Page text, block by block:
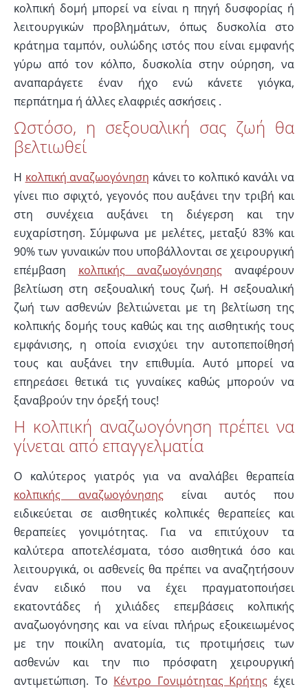
κολπική δομή μπορεί να είναι η πηγή δυσφορίας ή
λειτουργικών προβλημάτων, όπως δυσκολία στο
κράτημα ταμπόν, ουλώδης ιστός που είναι εμφανής
γύρω από τον κόλπο, δυσκολία στην ούρηση, να
αναπαράγετε έναν ήχο ενώ κάνετε γιόγκα,
περπάτημα ή άλλες ελαφριές ασκήσεις .
Ωστόσο, η σεξουαλική σας ζωή θα
βελτιωθεί
Η κολπική αναζωογόνηση κάνει το κολπικό κανάλι να
γίνει πιο σφιχτό, γεγονός που αυξάνει την τριβή και
στη συνέχεια αυξάνει τη διέγερση και την
ευχαρίστηση. Σύμφωνα με μελέτες, μεταξύ 83% και
90% των γυναικών που υποβάλλονται σε χειρουργική
επέμβαση κολπικής αναζωογόνησης αναφέρουν
βελτίωση στη σεξουαλική τους ζωή. Η σεξουαλική
ζωή των ασθενών βελτιώνεται με τη βελτίωση της
κολπικής δομής τους καθώς και της αισθητικής τους
εμφάνισης, η οποία ενισχύει την αυτοπεποίθησή
τους και αυξάνει την επιθυμία. Αυτό μπορεί να
επηρεάσει θετικά τις γυναίκες καθώς μπορούν να
ξαναβρούν την όρεξή τους!
Η κολπική αναζωογόνηση πρέπει να
γίνεται από επαγγελματία
Ο καλύτερος γιατρός για να αναλάβει θεραπεία
κολπικής αναζωογόνησης είναι αυτός που
ειδικεύεται σε αισθητικές κολπικές θεραπείες και
θεραπείες γονιμότητας. Για να επιτύχουν τα
καλύτερα αποτελέσματα, τόσο αισθητικά όσο και
λειτουργικά, οι ασθενείς θα πρέπει να αναζητήσουν
έναν ειδικό που να έχει πραγματοποιήσει
εκατοντάδες ή χιλιάδες επεμβάσεις κολπικής
αναζωογόνησης και να είναι πλήρως εξοικειωμένος
με την ποικίλη ανατομία, τις προτιμήσεις των
ασθενών και την πιο πρόσφατη χειρουργική
αντιμετώπιση. Το Κέντρο Γονιμότητας Κρήτης έχει